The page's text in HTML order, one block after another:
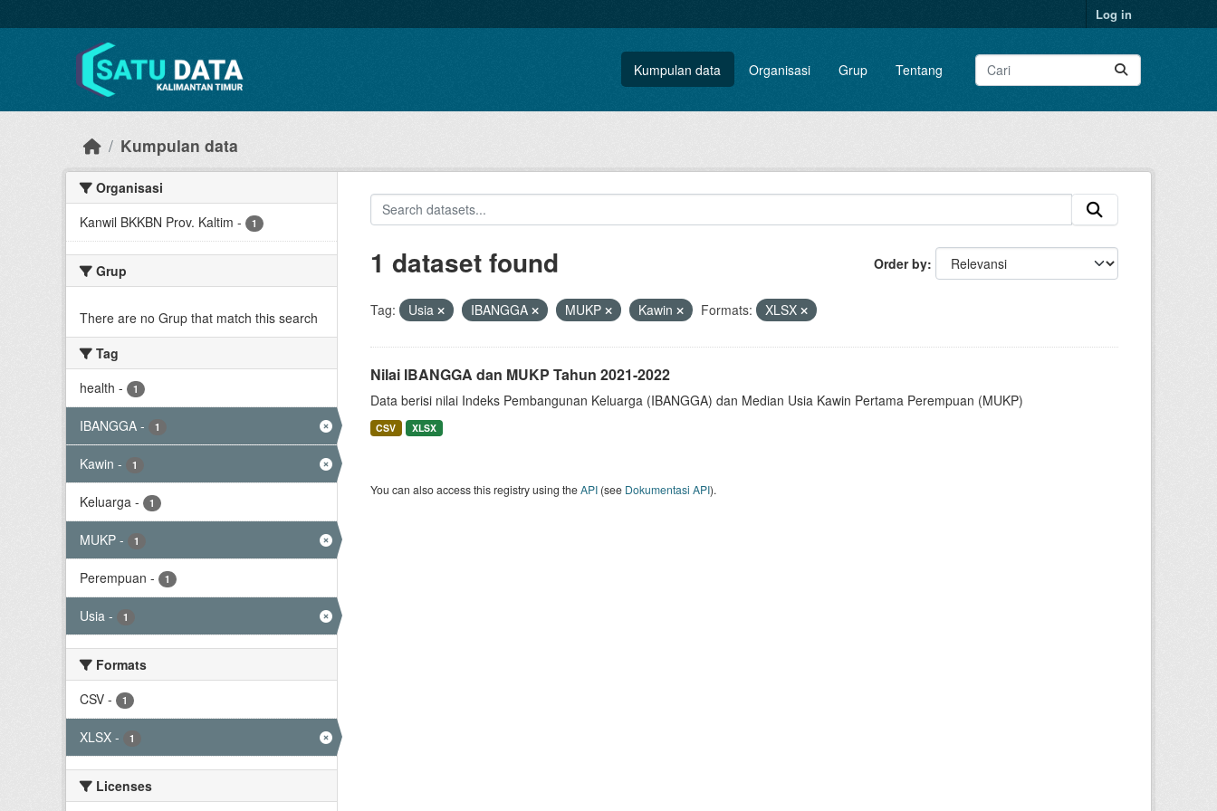
Log in
Kumpulan data Organisasi Grup Tentang
Kumpulan data
Organisasi
Kanwil BKKBN Prov. Kaltim - 1
Grup
There are no Grup that match this search
Tag
health - 1
IBANGGA - 1
Kawin - 1
Keluarga - 1
MUKP - 1
Perempuan - 1
Usia - 1
Formats
CSV - 1
XLSX - 1
Licenses
Order by
1 dataset found
Tag: Usia IBANGGA MUKP Kawin Formats: XLSX
Nilai IBANGGA dan MUKP Tahun 2021-2022
Data berisi nilai Indeks Pembangunan Keluarga (IBANGGA) dan Median Usia Kawin Pertama Perempuan (MUKP)
CSV XLSX
You can also access this registry using theAPI(see Dokumentasi API).